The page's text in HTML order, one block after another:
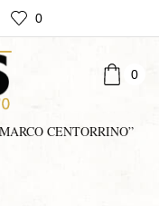
0
0
CENTORRINO”